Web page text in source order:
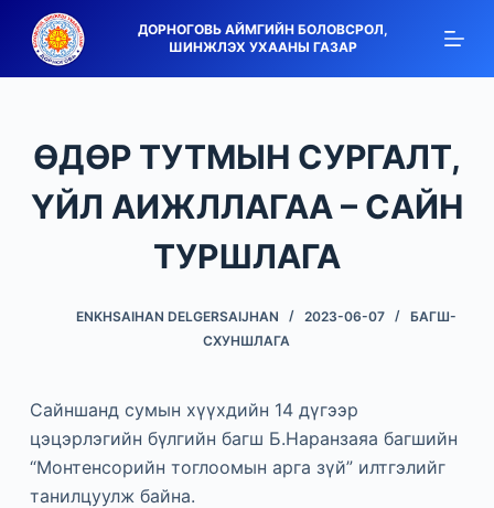
i
c
ДОРНОГОВЬ АЙМГИЙН БОЛОВСРОЛ,
ШИНЖЛЭХ УХААНЫ ГАЗАР
ӨДӨР ТУТМЫН СУРГАЛТ,
ҮЙЛ АИЖЛЛАГАА – САЙН
ТУРШЛАГА
ENKHSAIHAN DELGERSAIJHAN 2023-06-07
БАГШ-
СХУНШЛАГА
Сайншанд сумын хүүхдийн 14 дүгээр
цэцэрлэгийн бүлгийн багш Б.Наранзаяа багшийн
“Монтенсорийн тоглоомын арга зүй” илтгэлийг
танилцуулж байна.